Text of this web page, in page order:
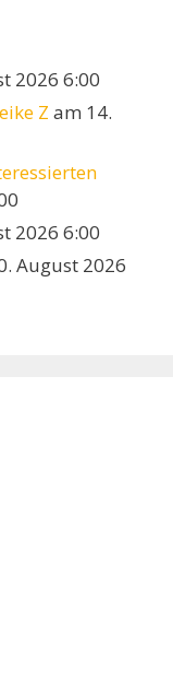
2026 6:00
Z am 14.
2026 6:00
August 2026